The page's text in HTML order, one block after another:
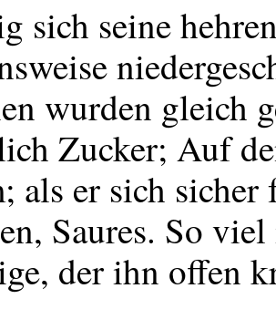
sich seine
wurden gleich
Zucker; Auf
als er sich
Saures. So
der ihn offen